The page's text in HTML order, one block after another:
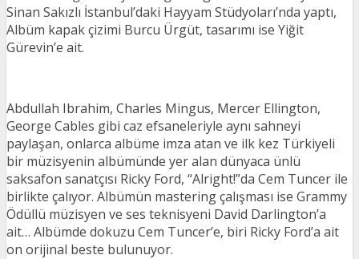
Sinan Sakızlı İstanbul’daki Hayyam Stüdyoları’nda yaptı,
Albüm kapak çizimi Burcu Ürgüt, tasarımı ise Yiğit
Gürevin’e ait.
Abdullah Ibrahim, Charles Mingus, Mercer Ellington,
George Cables gibi caz efsaneleriyle aynı sahneyi
paylaşan, onlarca albüme imza atan ve ilk kez Türkiyeli
bir müzisyenin albümünde yer alan dünyaca ünlü
saksafon sanatçısı Ricky Ford, “Alright!”da Cem Tuncer ile
birlikte çalıyor. Albümün mastering çalışması ise Grammy
Ödüllü müzisyen ve ses teknisyeni David Darlington’a
ait… Albümde dokuzu Cem Tuncer’e, biri Ricky Ford’a ait
on orijinal beste bulunuyor.